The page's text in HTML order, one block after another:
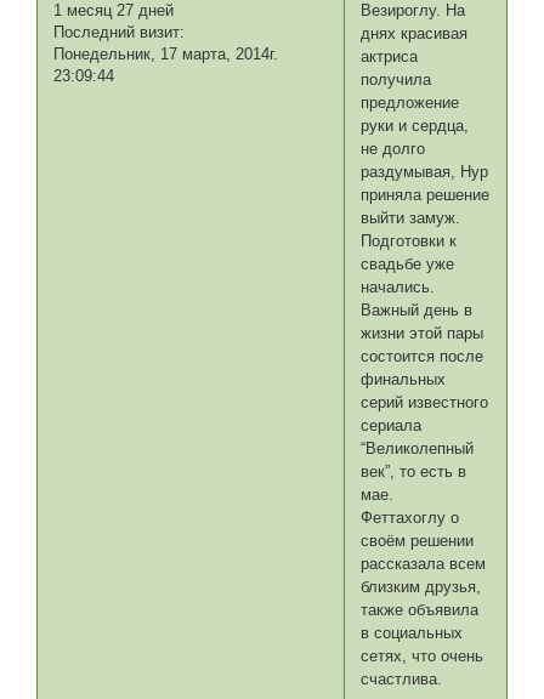
1 месяц 27 дней
Последний визит:
Понедельник, 17 марта, 2014г.
23:09:44
Везироглу. На
днях красивая
актриса
получила
предложение
руки и сердца,
не долго
раздумывая, Нур
приняла решение
выйти замуж.
Подготовки к
свадьбе уже
начались.
Важный день в
жизни этой пары
состоится после
финальных
серий известного
сериала
“Великолепный
век”, то есть в
мае.
Феттахоглу о
своём решении
рассказала всем
близким друзья,
также объявила
в социальных
сетях, что очень
счастлива.